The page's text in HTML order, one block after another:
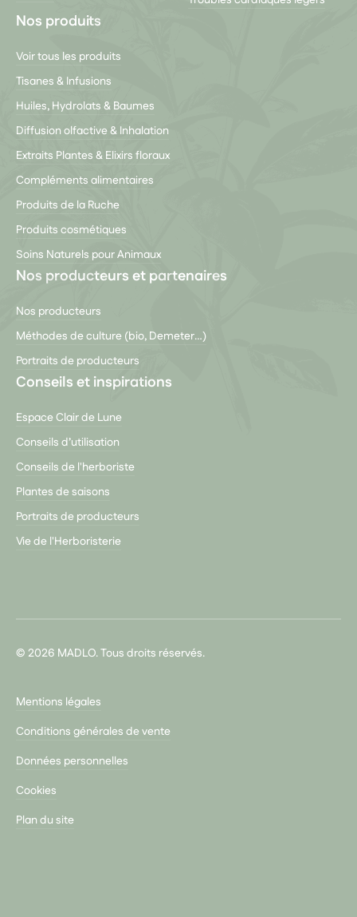
Nos produits
Voir tous les produits
Tisanes & Infusions
Huiles, Hydrolats & Baumes
Diffusion olfactive & Inhalation
Extraits Plantes & Elixirs floraux
Compléments alimentaires
Produits de la Ruche
Produits cosmétiques
Soins Naturels pour Animaux
Nos producteurs et partenaires
Nos producteurs
Méthodes de culture (bio, Demeter…)
Portraits de producteurs
Conseils et inspirations
Espace Clair de Lune
Conseils d’utilisation
Conseils de l'herboriste
Plantes de saisons
Portraits de producteurs
Vie de l'Herboristerie
© 2026 MADLO. Tous droits réservés.
Mentions légales
Conditions générales de vente
Données personnelles
Cookies
Plan du site